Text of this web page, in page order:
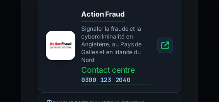
Action Fraud
Signaler la fraude et la
cybercriminalité en
Angleterre, au Pays de
Galles et en Irlande du
Nord
Contact centre
0300 123 2040